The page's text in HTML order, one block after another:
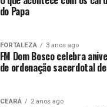
do Papa
FORTALEZA 3 anos ago
FM Dom Bosco celebra
de ordenação sacerdotal
CEARÁ 2 anos ago